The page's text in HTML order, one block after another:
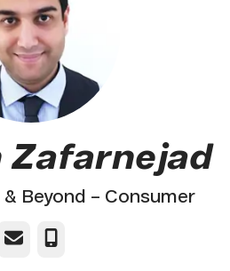
Zafarnejad
Beyond – Consumer
E-mail